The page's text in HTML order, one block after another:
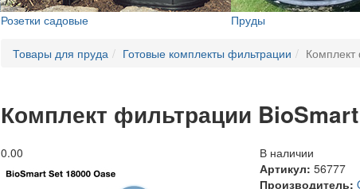
Розетки садовые Пруды
Товары для пруда Готовые комплекты фильтрации
Комплект фильтрации
0.00
В наличии
Артикул: 56777
Производитель: